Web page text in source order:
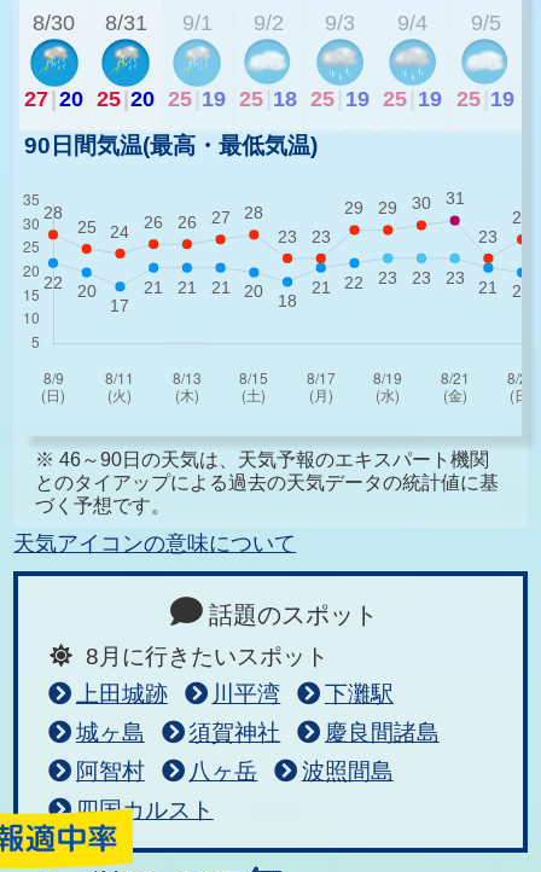
8/30
27|20
8/31
25|20
9/1
25 19
9/2
25 18
9/3
25 19
9/4
25 19
9/5
25 19
90日間気温(最高・最低気温)
※ 46～90日の天気は、天気予報のエキスパート機関
とのタイアップによる過去の天気データの統計値に基
づく予想です。
天気アイコンの意味について
話題のスポット
8月に行きたいスポット
上田城跡
川平湾
下灘駅
城ヶ島
須賀神社
慶良間諸島
阿智村
八ヶ岳
波照間島
四国カルスト